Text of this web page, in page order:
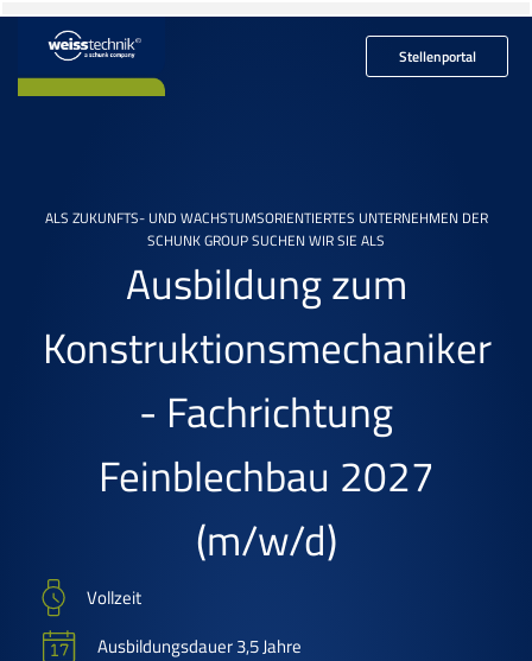
Stellenportal
ALS ZUKUNFTS- UND WACHSTUMSORIENTIERTES UNTERNEHMEN DER
SCHUNK GROUP SUCHEN WIR SIE ALS
Ausbildung zum
Konstruktionsmechaniker
- Fachrichtung
Feinblechbau 2027
(m/w/d)
Vollzeit
Ausbildungsdauer 3,5 Jahre